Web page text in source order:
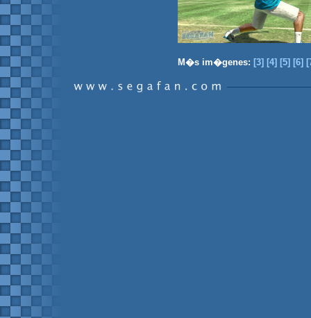
M�s im�genes: [3] [4] [5] [6]